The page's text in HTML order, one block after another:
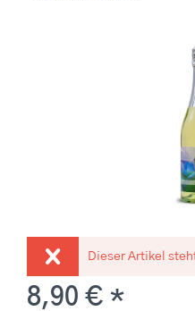
Dieser Artikel
8,90 € *